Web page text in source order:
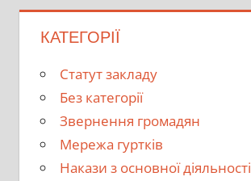
КАТЕГОРІЇ
Cтатут закладу
Без категорії
Звернення громадян
Мережа гуртків
Накази з основної діяльності